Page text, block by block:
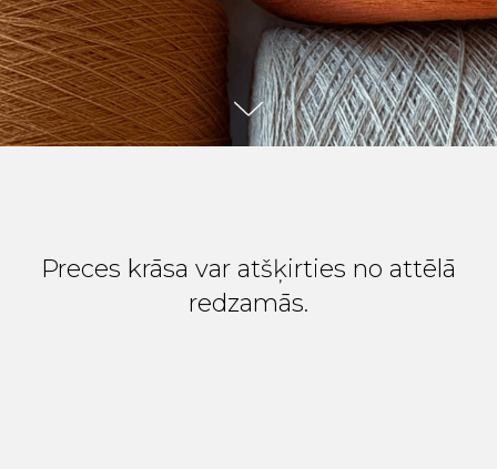
Preces krāsa var atšķirties no attēlā
redzamās.